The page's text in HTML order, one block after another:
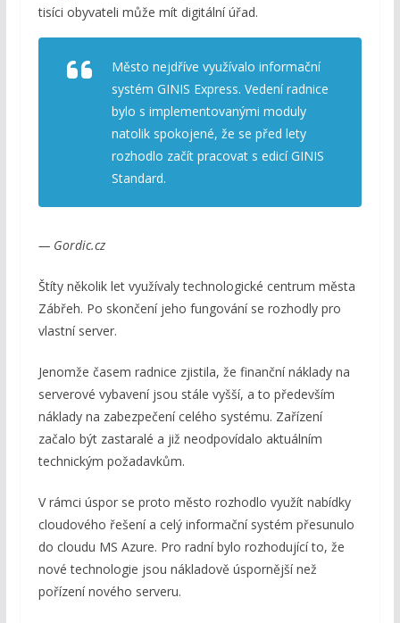
tisíci obyvateli může mít digitální úřad.
Město nejdříve využívalo informační
systém GINIS Express. Vedení radnice
bylo s implementovanými moduly
natolik spokojené, že se před lety
rozhodlo začít pracovat s edicí GINIS
Standard.
— Gordic.cz
Štíty několik let využívaly technologické centrum města
Zábřeh. Po skončení jeho fungování se rozhodly pro
vlastní server.
Jenomže časem radnice zjistila, že finanční náklady na
serverové vybavení jsou stále vyšší, a to především
náklady na zabezpečení celého systému. Zařízení
začalo být zastaralé a již neodpovídalo aktuálním
technickým požadavkům.
V rámci úspor se proto město rozhodlo využít nabídky
cloudového řešení a celý informační systém přesunulo
do cloudu MS Azure. Pro radní bylo rozhodující to, že
nové technologie jsou nákladově úspornější než
pořízení nového serveru.